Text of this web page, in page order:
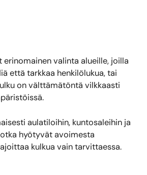
valinta alueille, joilla
että tarkkaa henkilölukua, tai
on välttämätöntä vilkkaasti
aulatiloihin, kuntosaleihin ja
hyötyvät avoimesta
kulkua vain tarvittaessa.